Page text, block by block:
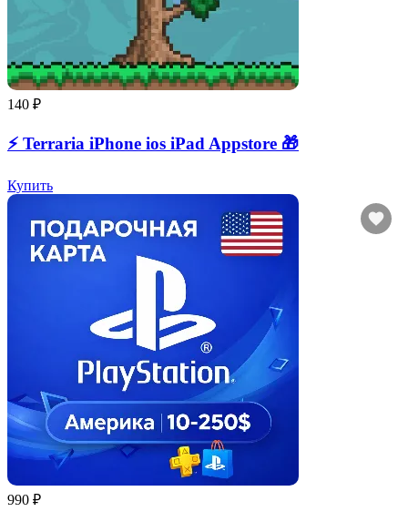
140 ₽
⚡️ Terraria iPhone ios iPad Appstore 🎁
Купить
990 ₽